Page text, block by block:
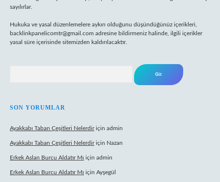
sayılırlar.
Hukuka ve yasal düzenlemelere aykırı olduğunu düşündüğünüz içerikleri,
backlinkpanelicomtr@gmail.com adresine bildirmeniz halinde, ilgili içerikler
yasal süre içerisinde sitemizden kaldırılacaktır.
SON YORUMLAR
Ayakkabı Taban Çeşitleri Nelerdiriçin admin
Ayakkabı Taban Çeşitleri Nelerdiriçin Nazan
Erkek Aslan Burcu Aldatır Mı için admin
Erkek Aslan Burcu Aldatır Mı için Ayşegül